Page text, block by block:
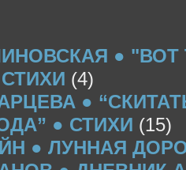
● "ВОТ
(4)
●
● СТИХИ (15)
● ЛУННАЯ